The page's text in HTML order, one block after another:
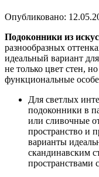
Опубликовано:
Подоконники из
разнообразных
идеальный вариант
не только цвет стен,
функциональные
Для светлых
подоконники в
или сливочные
пространство и
варианты
скандинавским
пространствами